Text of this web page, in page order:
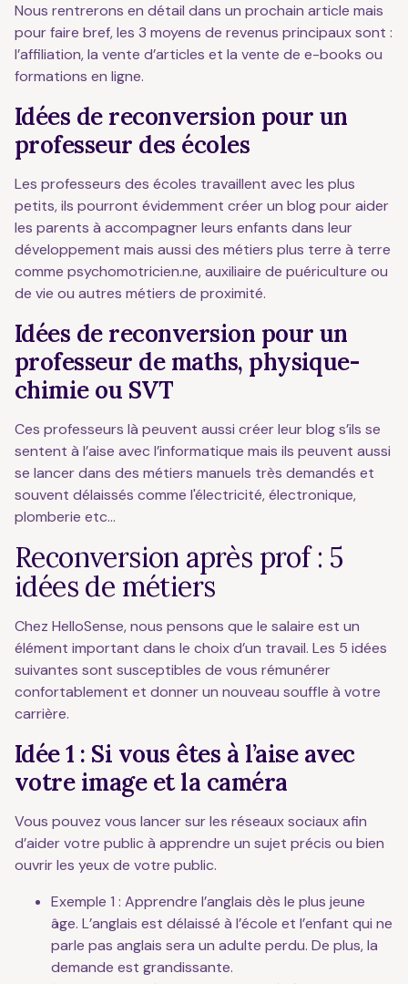
Nous rentrerons en détail dans un prochain article mais
pour faire bref, les 3 moyens de revenus principaux sont :
l’affiliation, la vente d’articles et la vente de e-books ou
formations en ligne.
Idées de reconversion pour un
professeur des écoles
Les professeurs des écoles travaillent avec les plus
petits, ils pourront évidemment créer un blog pour aider
les parents à accompagner leurs enfants dans leur
développement mais aussi des métiers plus terre à terre
comme psychomotricien.ne, auxiliaire de puériculture ou
de vie ou autres métiers de proximité.
Idées de reconversion pour un
professeur de maths, physique-
chimie ou SVT
Ces professeurs là peuvent aussi créer leur blog s’ils se
sentent à l’aise avec l’informatique mais ils peuvent aussi
se lancer dans des métiers manuels très demandés et
souvent délaissés comme l'électricité, électronique,
plomberie etc…
Reconversion après prof : 5
idées de métiers
Chez HelloSense, nous pensons que le salaire est un
élément important dans le choix d’un travail. Les 5 idées
suivantes sont susceptibles de vous rémunérer
confortablement et donner un nouveau souffle à votre
carrière.
Idée 1 : Si vous êtes à l’aise avec
votre image et la caméra
Vous pouvez vous lancer sur les réseaux sociaux afin
d’aider votre public à apprendre un sujet précis ou bien
ouvrir les yeux de votre public.
Exemple 1 : Apprendre l’anglais dès le plus jeune
âge. L’anglais est délaissé à l’école et l’enfant qui ne
parle pas anglais sera un adulte perdu. De plus, la
demande est grandissante.